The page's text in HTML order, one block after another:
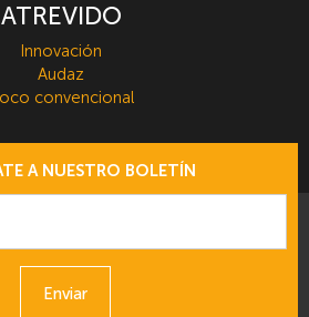
ATREVIDO
Innovación
Audaz
convencional
A NUESTRO BOLETÍN
Enviar